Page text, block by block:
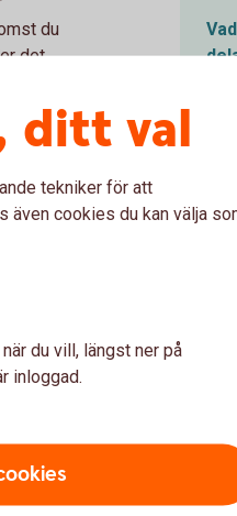
du
det
om
det
till
52 000
på
Är
ditt val
tekniker för att
även cookies du kan välja
du vill, längst ner på
inloggad.